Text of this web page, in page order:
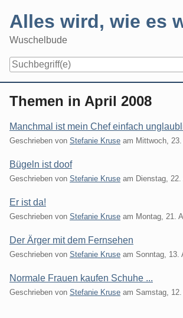
content
Alles wird, wie es
Wuschelbude
Themen in April 2008
Manchmal ist mein Chef einfach
Geschrieben von Stefanie Kruse am Mittwoch,
Bügeln ist doof
Geschrieben von Stefanie Kruse am Dienstag,
Er ist da!
Geschrieben von Stefanie Kruse am Montag, 21.
Der Ärger mit dem Fernsehen
Geschrieben von Stefanie Kruse am Sonntag, 13.
Normale Frauen kaufen Schuhe ...
Geschrieben von Stefanie Kruse am Samstag,